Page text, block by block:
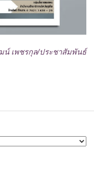
น์ เพชรกุล/ประชาสัมพันธ์